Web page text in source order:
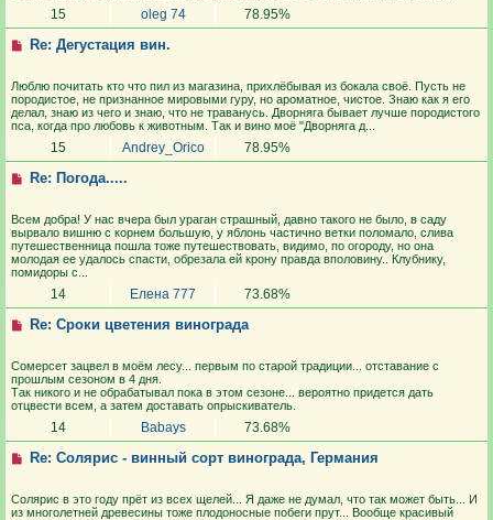
15 oleg 74 78.95%
Re: Дегустация вин.
Люблю почитать кто что пил из магазина, прихлёбывая из бокала своё. Пусть не
породистое, не признанное мировыми гуру, но ароматное, чистое. Знаю как я его
делал, знаю из чего и знаю, что не траванусь. Дворняга бывает лучше породистого
пса, когда про любовь к животным. Так и вино моё "Дворняга д...
15 Andrey_Orico 78.95%
Re: Погода.....
Всем добра! У нас вчера был ураган страшный, давно такого не было, в саду
вырвало вишню с корнем большую, у яблонь частично ветки поломало, слива
путешественница пошла тоже путешествовать, видимо, по огороду, но она
молодая ее удалось спасти, обрезала ей крону правда вполовину.. Клубнику,
помидоры с...
14 Елена 777 73.68%
Re: Сроки цветения винограда
Сомерсет зацвел в моём лесу... первым по старой традиции... отставание с
прошлым сезоном в 4 дня.
Так никого и не обрабатывал пока в этом сезоне... вероятно придется дать
отцвести всем, а затем доставать опрыскиватель.
14 Babays 73.68%
Re: Солярис - винный сорт винограда, Германия
Солярис в это году прёт из всех щелей... Я даже не думал, что так может быть... И
из многолетней древесины тоже плодоносные побеги прут... Вообще красивый